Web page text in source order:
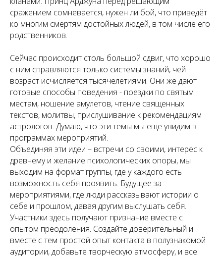
сражением сомневается, нужен ли бой, что приведёт
ко многим смертям достойных людей, в том числе его
родственников.
Сейчас происходит столь большой сдвиг, что хорошо
с ним справляются только системы знаний, чей
возраст исчисляется тысячелетиями. Они же дают
готовые способы поведения - поездки по святым
местам, ношение амулетов, чтение священных
текстов, молитвы, прислушивание к рекомендациям
астрологов. Думаю, что эти темы мы еще увидим в
программах мероприятий.
Объединяя эти идеи – встречи со своими, интерес к
древнему и желание психологических опоры, мы
выходим на формат группы, где у каждого есть
возможность себя проявить. Будущее за
мероприятиями, где люди рассказывают истории о
себе и прошлом, давая другим выслушать себя.
Участники здесь получают признание вместе с
опытом преодоления. Создайте доверительный и
вместе с тем простой опыт контакта в полузнакомой
аудитории, добавьте творческую атмосферу, и все